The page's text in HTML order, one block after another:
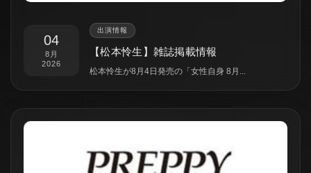
04
8月
2026
出演情報
【松本怜生】雑誌掲載情報
松本怜生が8月4日発売の「女性自身 8月...